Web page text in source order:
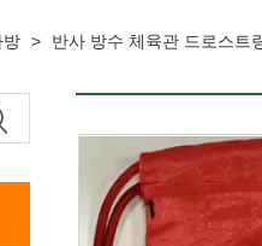
방 > 반사 방수 체육관 드로스트